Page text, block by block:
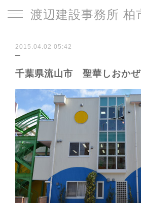
2015.04.02 05:42
千葉県流山市 聖華しおかぜ